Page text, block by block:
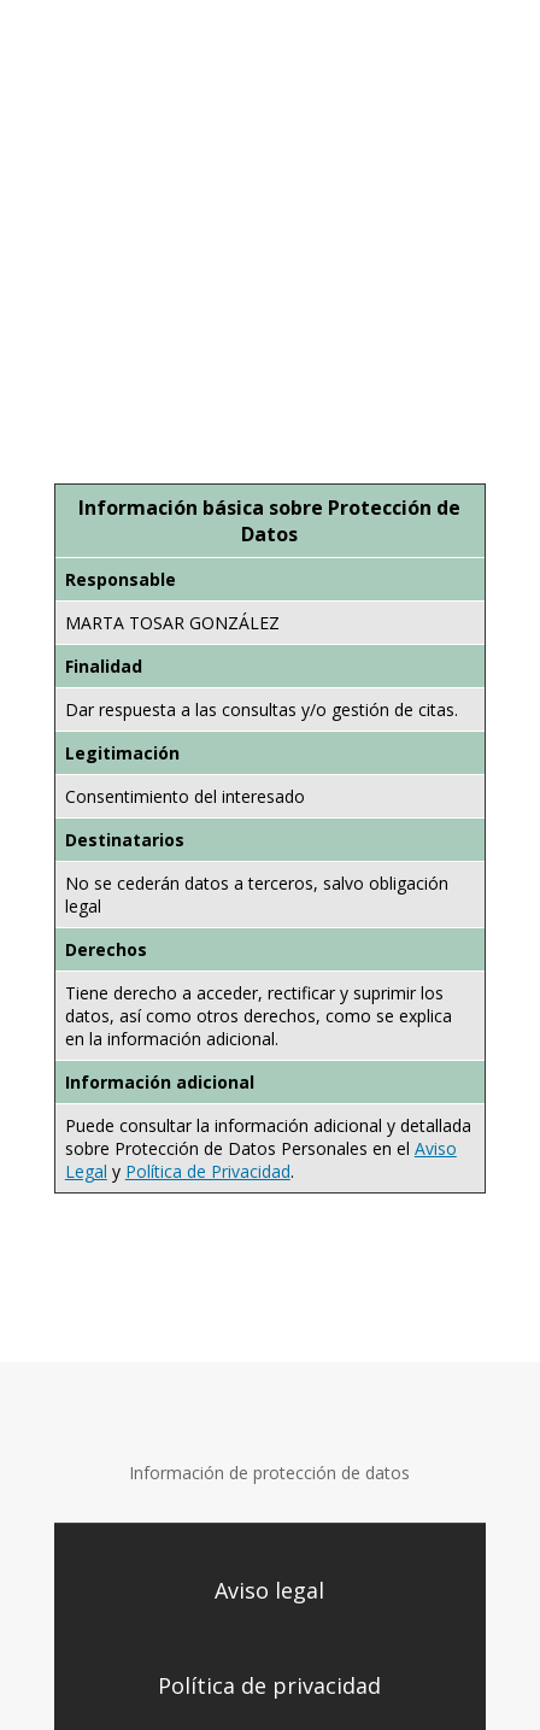
Información básica sobre Protección de
Datos
Responsable
MARTA TOSAR GONZÁLEZ
Finalidad
Dar respuesta a las consultas y/o gestión de citas.
Legitimación
Consentimiento del interesado
Destinatarios
No se cederán datos a terceros, salvo obligación
legal
Derechos
Tiene derecho a acceder, rectificar y suprimir los
datos, así como otros derechos, como se explica
en la información adicional.
Información adicional
Puede consultar la información adicional y detallada
sobre Protección de Datos Personales en el Aviso
Legal y Política de Privacidad.
Información de protección de datos
Aviso legal
Política de privacidad